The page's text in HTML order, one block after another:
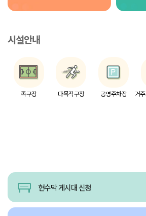
시설안내
족구장 다목적구장 공영주차장 거
현수막게시대 신청